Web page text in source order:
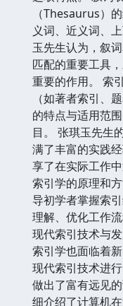
（Thesaurus）
义词、近义词、
玉先生认为，叙
匹配的重要工具
重要的作用。 索
（如著者索引、
的特点与适用范
目。 张琪玉先生
满了丰富的实践
享了在实际工作
索引学的原理和
导初学者掌握索
理解、优化工作
现代索引技术与
索引学也面临着
现代索引技术进
做出了富有远见
细介绍了计算机